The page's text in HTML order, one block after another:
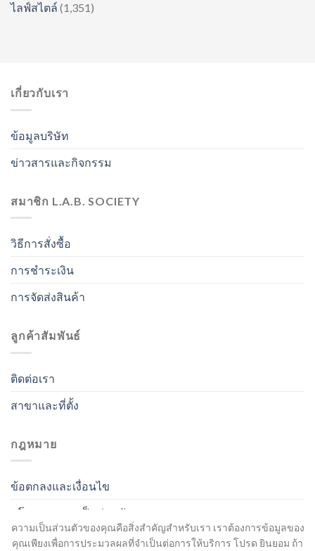
ความเป็นส่วนตัวของคุณคือสิ่งสำคัญสำหรับเรา เราต้องการข้อมูลของ
คุณเพียงเพื่อการประมวลผลที่จำเป็นต่อการให้บริการ โปรด ยินยอม ถ้า
ไลฟ์สไตล์ (1,351)
เกี่ยวกับเรา
ข้อมูลบริษัท
ข่าวสารและกิจกรรม
สมาชิก L.A.B. SOCIETY
วิธีการสั่งซื้อ
การชำระเงิน
การจัดส่งสินค้า
ลูกค้าสัมพันธ์
ติดต่อเรา
สาขาและที่ตั้ง
กฎหมาย
ข้อตกลงและเงื่อนไข
นโยบายความเป็นส่วนตัว